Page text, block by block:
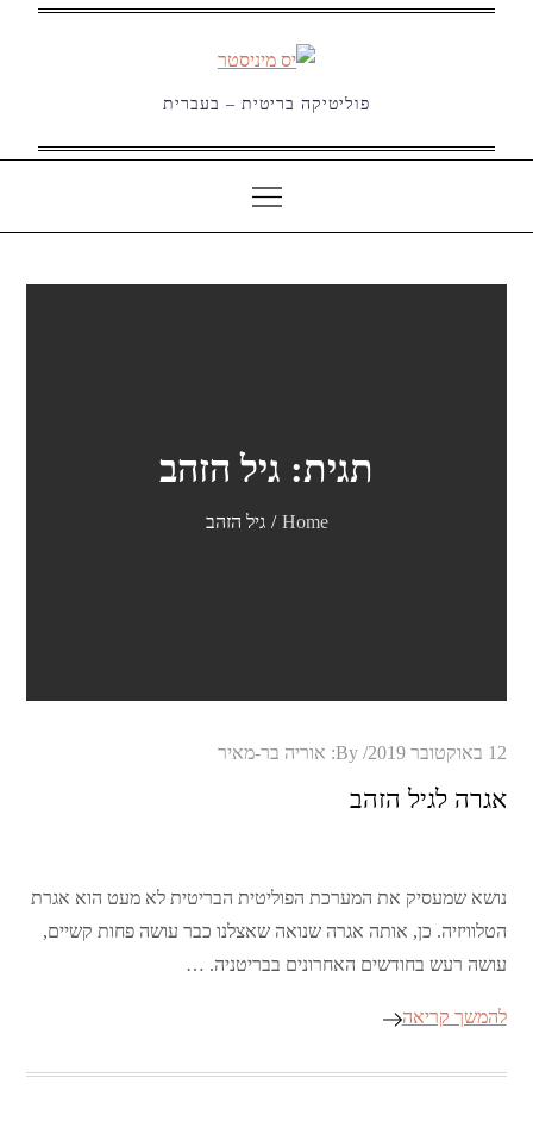
פוליטיקה בריטית – בעברית
תגית: גיל הזהב
Home גיל הזהב
Posted
12 באוקטובר 2019 By: אוריה בר-מאיר
אגרה לגיל הזהב
נושא שמעסיק את המערכת הפוליטית הבריטית לא מעט הוא אגרת
הטלוויזיה. כן, אותה אגרה שנואה שאצלנו כבר עושה פחות קשיים,
עושה רעש בחודשים האחרונים בבריטניה. …
להמשך קריאה